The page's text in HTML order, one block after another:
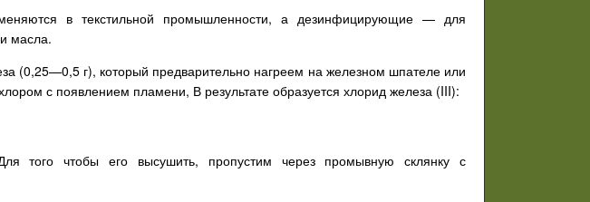
в текстильной промышленности, а дезинфицирующие — для
масла.
(0,25—0,5 г), который предварительно нагреем на железном шпателе или
с появлением пламени, В результате образуется хлорид железа (III):
того чтобы его высушить, пропустим через промывную склянку с